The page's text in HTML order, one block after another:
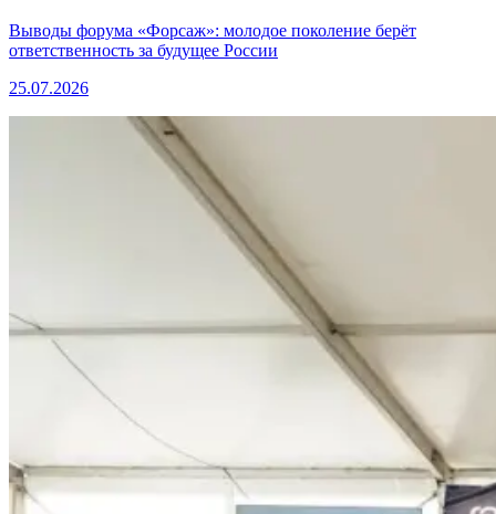
Выводы форума «Форсаж»: молодое поколение берёт
ответственность за будущее России
25.07.2026